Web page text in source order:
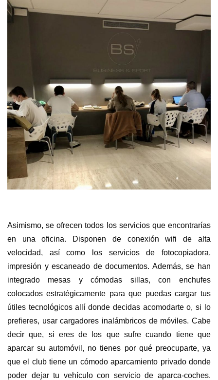
Asimismo, se ofrecen todos los servicios que encontrarías
en una oficina. Disponen de conexión wifi de alta
velocidad, así como los servicios de fotocopiadora,
impresión y escaneado de documentos. Además, se han
integrado mesas y cómodas sillas, con enchufes
colocados estratégicamente para que puedas cargar tus
útiles tecnológicos allí donde decidas acomodarte o, si lo
prefieres, usar cargadores inalámbricos de móviles. Cabe
decir que, si eres de los que sufre cuando tiene que
aparcar su automóvil, no tienes por qué preocuparte, ya
que el club tiene un cómodo aparcamiento privado donde
poder dejar tu vehículo con servicio de aparca-coches.